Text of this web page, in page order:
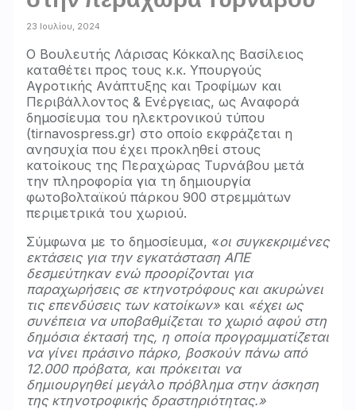
23 Ιουλίου, 2024
Ο Βουλευτής Λάρισας Κόκκαλης Βασίλειος
καταθέτει προς τους κ.κ. Υπουργούς
Αγροτικής Ανάπτυξης και Τροφίμων και
Περιβάλλοντος & Ενέργειας, ως Αναφορά
δημοσίευμα του ηλεκτρονικού τύπου
(tirnavospress.gr) στο οποίο εκφράζεται η
ανησυχία που έχει προκληθεί στους
κατοίκους της Περαχώρας Τυρνάβου μετά
την πληροφορία για τη δημιουργία
φωτοβολταϊκού πάρκου 900 στρεμμάτων
περιμετρικά του χωριού.
Σύμφωνα με το δημοσίευμα, «οι συγκεκριμένες
εκτάσεις για την εγκατάσταση ΑΠΕ
δεσμεύτηκαν ενώ προορίζονται για
παραχωρήσεις σε κτηνοτρόφους και ακυρώνει
τις επενδύσεις των κατοίκων» και «έχει ως
συνέπεια να υποβαθμίζεται το χωριό αφού στη
δημόσια έκτασή της, η οποία προγραμματίζεται
να γίνει πράσινο πάρκο, βοσκούν πάνω από
12.000 πρόβατα, και πρόκειται να
δημιουργηθεί μεγάλο πρόβλημα στην άσκηση
της κτηνοτροφικής δραστηριότητας.»